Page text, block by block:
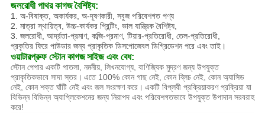
জলরোধী পাথর কাগজবৈশিষ্ট্য:
1. অ-বিষাক্ত, অকার্যকর, অ-দূষণকারী, সবুজ পরিবেশগত পণ্য
2. মাত্রা স্থায়িত্ব, উচ্চ-কার্যকর প্রিন্টিং, ভাল যান্ত্রিক বৈশিষ্ট্য,
3. জলরোধী, আর্দ্রতা-প্রমাণ, কব্জি-প্রমাণ, টিয়ার-প্রতিরোধী, তেল-প্রতিরোধী,
প্রকৃতির ফিরে পাউডার জন্য প্রাকৃতিক ডিসপোজেবল ডিগ্রিডেশন পরে এবং তাই।
ওয়াটারপ্রুফ স্টোন কাগজসাইজ এবং বেধ:
স্টোন পেপার একটি পাতলা, নমনীয়, লিখনযোগ্য, বাণিজ্যিক মুদ্রণ জন্য উপযুক্ত
প্রাকৃতিকভাবে সাদা স্তর। এতে 100% কোন গাছ নেই, কোন ব্লিচ নেই, কোন অ্যাসিড
নেই, কোন শক্ত ঘাঁটি নেই এবং জল সংরক্ষণ করে। একটি বিপ্লবী প্রক্রিয়াকরণ প্রক্রিয়া যা
বিভিন্ন বিভিন্ন অ্যাপ্লিকেশনের জন্য নিরাপদ এবং পরিবেশগতভাবে উপযুক্ত উপাদান সরবরাহ
করে!